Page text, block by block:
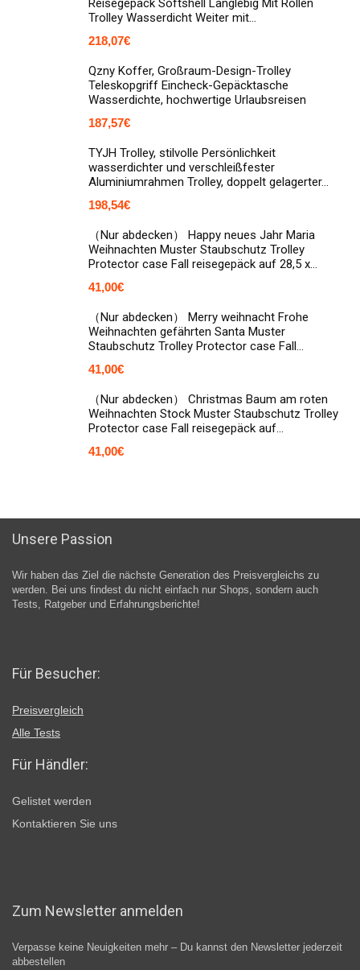
Reisegepäck Softshell Langlebig Mit Rollen
Trolley Wasserdicht Weiter mit…
218,07€
Qzny Koffer, Großraum-Design-Trolley
Teleskopgriff Eincheck-Gepäcktasche
Wasserdichte, hochwertige Urlaubsreisen
187,57€
TYJH Trolley, stilvolle Persönlichkeit
wasserdichter und verschleißfester
Aluminiumrahmen Trolley, doppelt gelagerter…
198,54€
（Nur abdecken） Happy neues Jahr Maria
Weihnachten Muster Staubschutz Trolley
Protector case Fall reisegepäck auf 28,5 x…
41,00€
（Nur abdecken） Merry weihnacht Frohe
Weihnachten gefährten Santa Muster
Staubschutz Trolley Protector case Fall…
41,00€
（Nur abdecken） Christmas Baum am roten
Weihnachten Stock Muster Staubschutz Trolley
Protector case Fall reisegepäck auf…
41,00€
Unsere Passion
Wir haben das Ziel die nächste Generation des Preisvergleichs zu
werden. Bei uns findest du nicht einfach nur Shops, sondern auch
Tests, Ratgeber und Erfahrungsberichte!
Für Besucher:
Preisvergleich
Alle Tests
Für Händler:
Gelistet werden
Kontaktieren Sie uns
Zum Newsletter anmelden
Verpasse keine Neuigkeiten mehr – Du kannst den Newsletter jederzeit
abbestellen